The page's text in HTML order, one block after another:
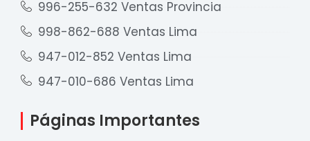
996-255-632 Ventas Provincia
998-862-688 Ventas Lima
947-012-852 Ventas Lima
947-010-686 Ventas Lima
Páginas Importantes